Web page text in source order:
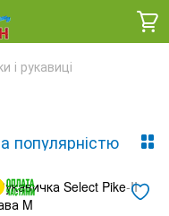
і рукавиці
популярністю